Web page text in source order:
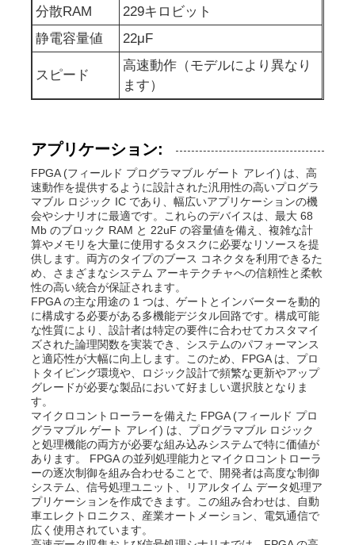
RF統合回路
電子コンポーネント
GPS モジュール
ラジオ周波数モジュール
パワーモジュール
半導体継電器
コミュニケーション アンテナ
コネクタ
電源管理チップ
分散RAM
229キロビット
静電容量値
22μF
スピード
高速動作（モデルにより異なり
ます）
アプリケーション:
FPGA (フィールド プログラマブル ゲート アレイ) は、高
速動作を提供するように設計された汎用性の高いプログラ
マブル ロジック IC であり、幅広いアプリケーションの機
会やシナリオに最適です。これらのデバイスは、最大 68
Mb のブロック RAM と 22uF の容量値を備え、複雑な計
算やメモリを大量に使用するタスクに必要なリソースを提
供します。両方のタイプのブース コネクタを利用できるた
め、さまざまなシステム アーキテクチャへの信頼性と柔軟
性の高い統合が保証されます。
FPGA の主な用途の 1 つは、ゲートとインバーターを動的
に構成する必要がある多機能デジタル回路です。構成可能
な性質により、設計者は特定の要件に合わせてカスタマイ
ズされた論理関数を実装でき、システムのパフォーマンス
と適応性が大幅に向上します。このため、FPGA は、プロ
トタイピング環境や、ロジック設計で頻繁な更新やアップ
グレードが必要な製品において好ましい選択肢となりま
す。
マイクロコントローラーを備えた FPGA (フィールド プロ
グラマブル ゲート アレイ) は、プログラマブル ロジック
と処理機能の両方が必要な組み込みシステムで特に価値が
あります。 FPGA の並列処理能力とマイクロコントローラ
ーの逐次制御を組み合わせることで、開発者は高度な制御
システム、信号処理ユニット、リアルタイム データ処理ア
プリケーションを作成できます。この組み合わせは、自動
車エレクトロニクス、産業オートメーション、電気通信で
広く使用されています。